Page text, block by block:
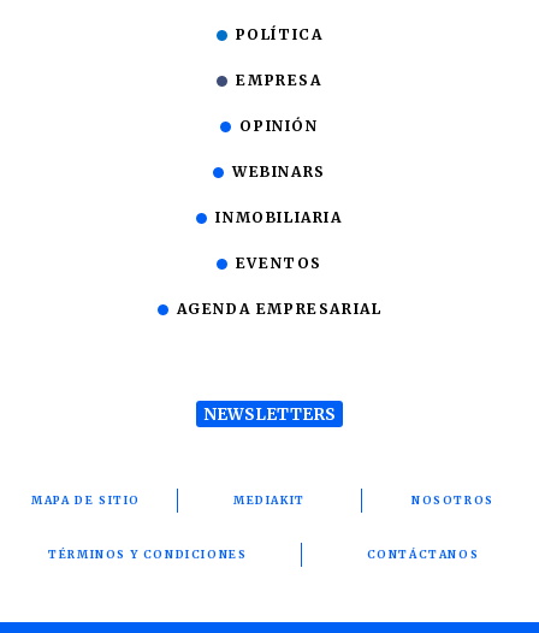
POLÍTICA
EMPRESA
OPINIÓN
WEBINARS
INMOBILIARIA
EVENTOS
AGENDA EMPRESARIAL
NEWSLETTERS
MAPA DE SITIO MEDIAKIT NOSOTROS
TÉRMINOS Y CONDICIONES CONTÁCTANOS